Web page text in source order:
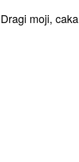
Dragi moji,